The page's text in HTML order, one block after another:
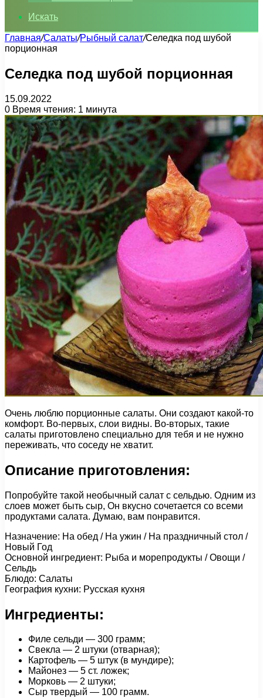
Искать
Главная/Салаты/Рыбный салат/Селедка под шубой
порционная
Селедка под шубой порционная
15.09.2022
0 Время чтения: 1 минута
Очень люблю порционные салаты. Они создают какой-то
комфорт. Во-первых, слои видны. Во-вторых, такие
салаты приготовлено специально для тебя и не нужно
переживать, что соседу не хватит.
Описание приготовления:
Попробуйте такой необычный салат с сельдью. Одним из
слоев может быть сыр, Он вкусно сочетается со всеми
продуктами салата. Думаю, вам понравится.
Назначение: На обед / На ужин / На праздничный стол /
Новый Год
Основной ингредиент: Рыба и морепродукты / Овощи /
Сельдь
Блюдо: Салаты
География кухни: Русская кухня
Ингредиенты:
Филе сельди — 300 грамм;
Свекла — 2 штуки (отварная);
Картофель — 5 штук (в мундире);
Майонез — 5 ст. ложек;
Морковь — 2 штуки;
Сыр твердый — 100 грамм.